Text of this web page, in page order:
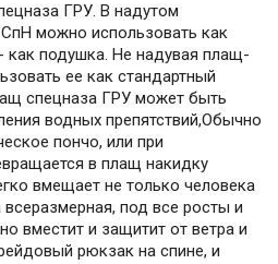
ГРУ. В надутом
можно использовать как
как подушка. Не надувая плащ-
ее как стандартный
спецназа ГРУ может быть
водных препятствий,Обычно
пончо, или при
в плащ накидку
вмещает не только человека
под все росты и
вместит и защитит от ветра и
рюкзак на спине, и